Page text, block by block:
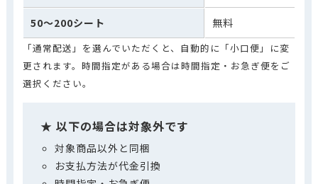
50～200シート 無料
「通常配送」を選んでいただくと、自動的に「小口便」に変
更されます。時間指定がある場合は時間指定・お急ぎ便をご
選択ください。
以下の場合は対象外です
対象商品以外と同梱
お支払方法が代金引換